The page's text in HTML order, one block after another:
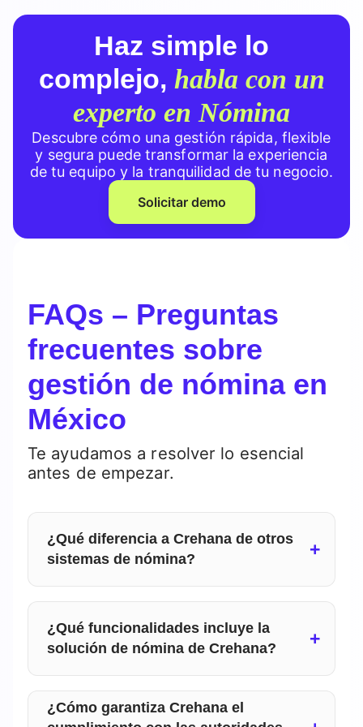
Haz simple lo
complejo, habla con un
experto en Nómina
Descubre cómo una gestión rápida, flexible
y segura puede transformar la experiencia
de tu equipo y la tranquilidad de tu negocio.
Solicitar demo
FAQs – Preguntas
frecuentes sobre
gestión de nómina en
México
Te ayudamos a resolver lo esencial
antes de empezar.
¿Qué diferencia a Crehana de otros
sistemas de nómina?
A diferencia de otras plataformas,
Crehana combina la gestión completa
de nómina con herramientas de
todo en un solo lugar. Ofrecemos
automatización total de cálculos,
¿Qué funcionalidades incluye la
solución de nómina de Crehana?
Incluyecálculo automático de sueldos,
deducciones, impuestos, aguinaldos,
¿Cómo garantiza Crehana el